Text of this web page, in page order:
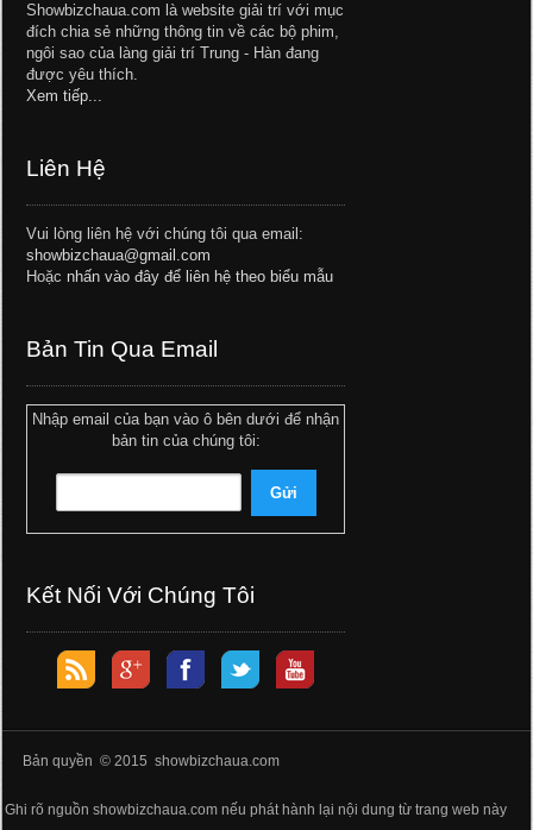
Showbizchaua.com là website giải trí với mục
đích chia sẻ những thông tin về các bộ phim,
ngôi sao của làng giải trí Trung - Hàn đang
được yêu thích.
Xem tiếp...
Liên Hệ
Vui lòng liên hệ với chúng tôi qua email:
showbizchaua@gmail.com
Hoặc nhấn vào đây để liên hệ theo biểu mẫu
Bản Tin Qua Email
Nhập email của bạn vào ô bên dưới để nhận
bản tin của chúng tôi:
Kết Nối Với Chúng Tôi
Bản quyền © 2015 showbizchaua.com
Ghi rõ nguồn showbizchaua.com nếu phát hành lại nội dung từ trang web này